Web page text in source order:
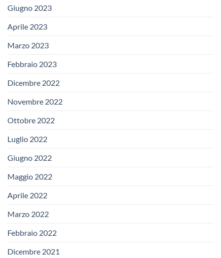
Giugno 2023
Aprile 2023
Marzo 2023
Febbraio 2023
Dicembre 2022
Novembre 2022
Ottobre 2022
Luglio 2022
Giugno 2022
Maggio 2022
Aprile 2022
Marzo 2022
Febbraio 2022
Dicembre 2021